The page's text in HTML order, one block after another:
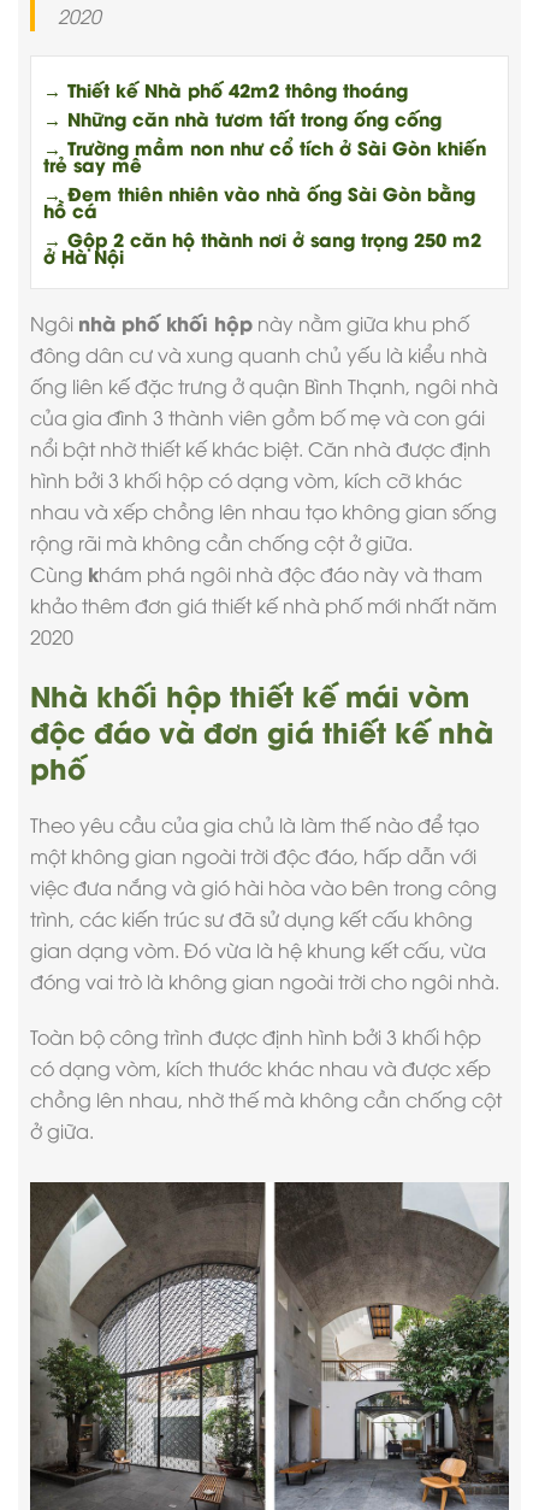
2020
→ Thiết kế Nhà phố 42m2 thông thoáng
→ Những căn nhà tươm tất trong ống cống
→ Trường mầm non như cổ tích ở Sài Gòn khiến
trẻ say mê
→ Đem thiên nhiên vào nhà ống Sài Gòn bằng
hồ cá
→ Gộp 2 căn hộ thành nơi ở sang trọng 250 m2
ở Hà Nội
Ngôi nhà phố khối hộp này nằm giữa khu phố
đông dân cư và xung quanh chủ yếu là kiểu nhà
ống liên kế đặc trưng ở quận Bình Thạnh, ngôi nhà
của gia đình 3 thành viên gồm bố mẹ và con gái
nổi bật nhờ thiết kế khác biệt. Căn nhà được định
hình bởi 3 khối hộp có dạng vòm, kích cỡ khác
nhau và xếp chồng lên nhau tạo không gian sống
rộng rãi mà không cần chống cột ở giữa.
Cùng khám phá ngôi nhà độc đáo này và tham
khảo thêm đơn giá thiết kế nhà phốmới nhất năm
2020
Nhà khối hộp thiết kế mái vòm
độc đáo và đơn giá thiết kế nhà
phố
Theo yêu cầu của gia chủ là làm thế nào để tạo
một không gian ngoài trời độc đáo, hấp dẫn với
việc đưa nắng và gió hài hòa vào bên trong công
trình, các kiến trúc sư đã sử dụng kết cấu không
gian dạng vòm. Đó vừa là hệ khung kết cấu, vừa
đóng vai trò là không gian ngoài trời cho ngôi nhà.
Toàn bộ công trình được định hình bởi 3 khối hộp
có dạng vòm, kích thước khác nhau và được xếp
chồng lên nhau, nhờ thế mà không cần chống cột
ở giữa.